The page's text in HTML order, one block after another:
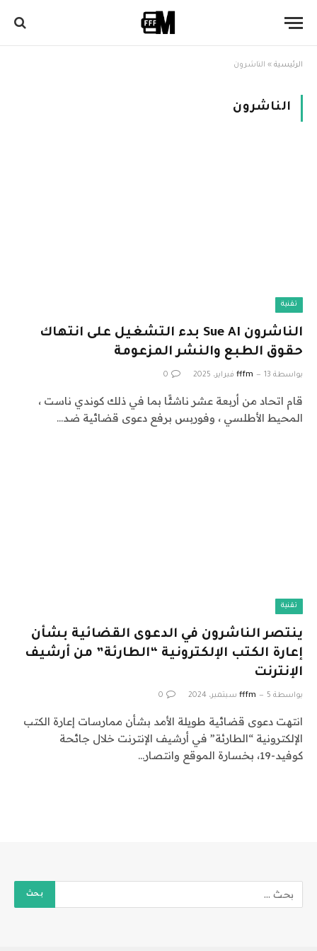
الرئيسية » الناشرون
الناشرون
تقنية
الناشرون Sue AI بدء التشغيل على انتهاك
حقوق الطبع والنشر المزعومة
بواسطة fffm 13 فبراير، 2025 0
قام اتحاد من أربعة عشر ناشئًا بما في ذلك كوندي ناست ،
المحيط الأطلسي ، وفوربس برفع دعوى قضائية ضد…
تقنية
ينتصر الناشرون في الدعوى القضائية بشأن
إعارة الكتب الإلكترونية “الطارئة” من أرشيف
الإنترنت
بواسطة fffm 5 سبتمبر، 2024 0
انتهت دعوى قضائية طويلة الأمد بشأن ممارسات إعارة الكتب
الإلكترونية “الطارئة” في أرشيف الإنترنت خلال جائحة
كوفيد-19، بخسارة الموقع وانتصار…